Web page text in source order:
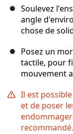
Soulevez
angle
chose de
Posez un
tactile, pour
mouvement
Il est
et de poser
recommandé.